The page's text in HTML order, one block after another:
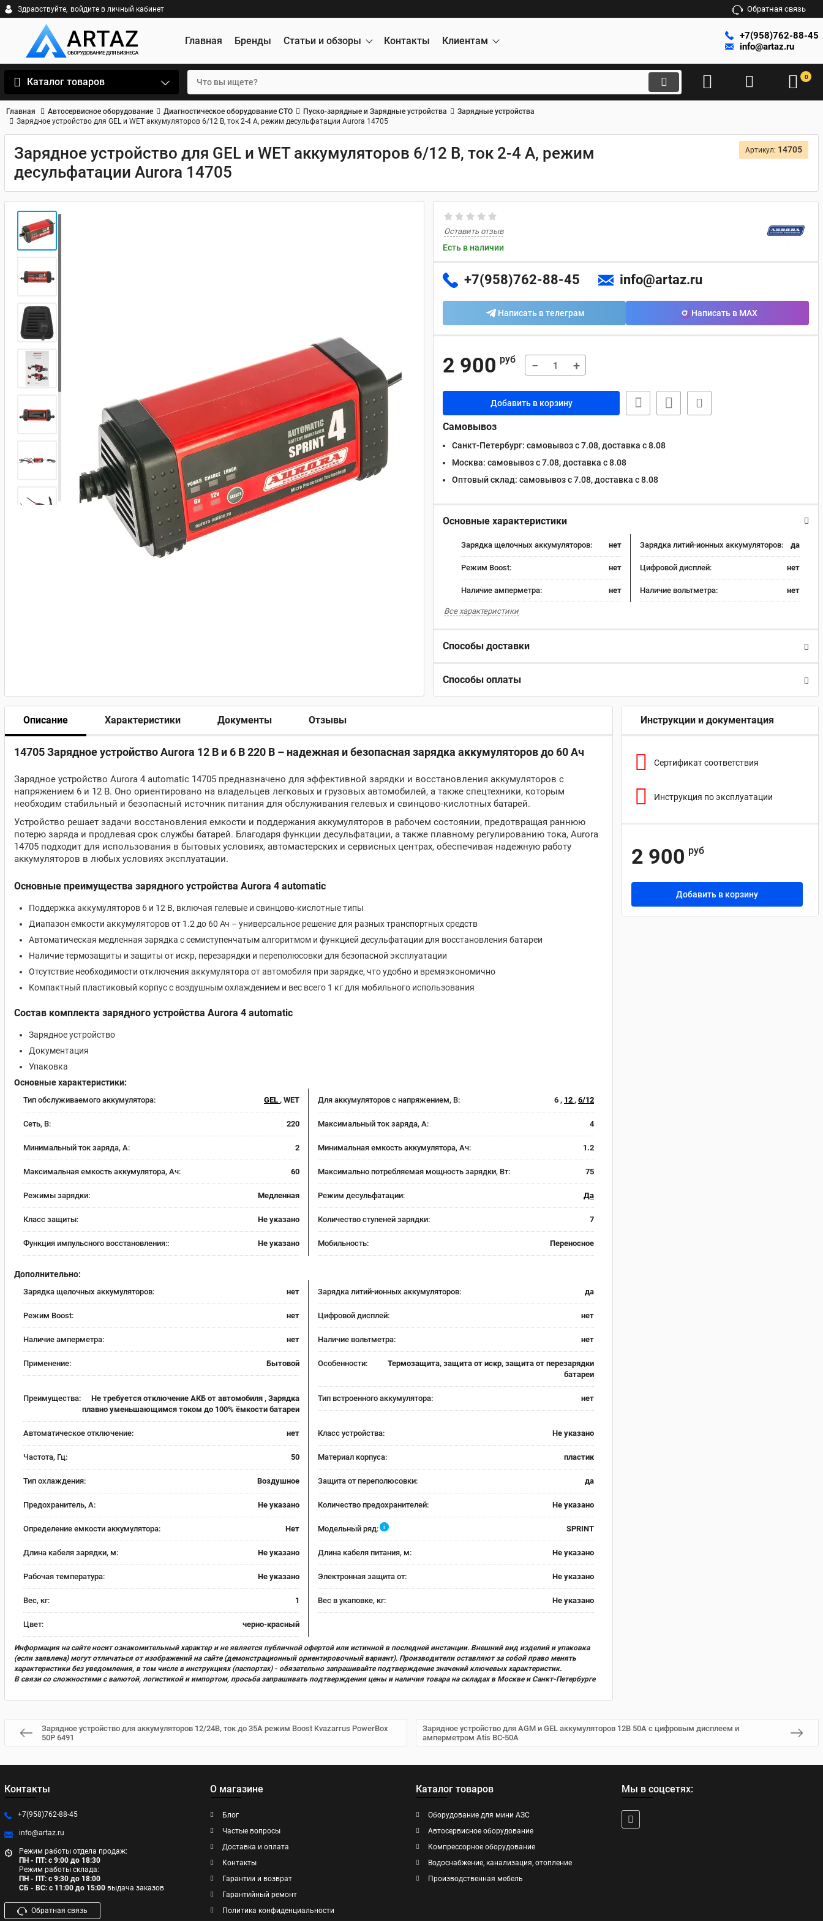
Здравствуйте, войдите в личный кабинет Обратная связь
Главная Бренды Статьи и обзоры Контакты Клиентам
+7(958)762-88-45
info@artaz.ru
Каталог товаров 0
Главная Автосервисное оборудование Диагностическое оборудование СТО Пуско-зарядные и Зарядные устройства
Зарядные устройства
Зарядное устройство для GEL и WET аккумуляторов 6/12 В, ток 2-4 А, режим десульфатации Aurora 14705
Зарядное устройство для GEL и WET аккумуляторов 6/12 В, ток 2-4 А, режим
десульфатации Aurora 14705
Артикул: 14705
Оставить отзыв
Есть в наличии
+7(958)762-88-45 info@artaz.ru
Написать в телеграм Написать в MAX
2 900 руб − +
Добавить в корзину
Самовывоз
Санкт-Петербург: самовывоз с 7.08, доставка c 8.08
Москва: самовывоз с 7.08, доставка c 8.08
Оптовый склад: самовывоз с 7.08, доставка c 8.08
Основные характеристики
Зарядка щелочных аккумуляторов: нет Зарядка литий-ионных аккумуляторов: да
Режим Boost: нет Цифровой дисплей: нет
Наличие амперметра: нет Наличие вольтметра: нет
Все характеристики
Способы доставки
Способы оплаты
Описание Характеристики Документы Отзывы
14705 Зарядное устройство Aurora 12 В и 6 В 220 В – надежная и безопасная зарядка аккумуляторов до 60 Ач
Зарядное устройство Aurora 4 automatic 14705 предназначено для эффективной зарядки и восстановления аккумуляторов с
напряжением 6 и 12 В. Оно ориентировано на владельцев легковых и грузовых автомобилей, а также спецтехники, которым
необходим стабильный и безопасный источник питания для обслуживания гелевых и свинцово-кислотных батарей.
Устройство решает задачи восстановления емкости и поддержания аккумуляторов в рабочем состоянии, предотвращая раннюю
потерю заряда и продлевая срок службы батарей. Благодаря функции десульфатации, а также плавному регулированию тока, Aurora
14705 подходит для использования в бытовых условиях, автомастерских и сервисных центрах, обеспечивая надежную работу
аккумуляторов в любых условиях эксплуатации.
Основные преимущества зарядного устройства Aurora 4 automatic
Поддержка аккумуляторов 6 и 12 В, включая гелевые и свинцово-кислотные типы
Диапазон емкости аккумуляторов от 1.2 до 60 Ач – универсальное решение для разных транспортных средств
Автоматическая медленная зарядка с семиступенчатым алгоритмом и функцией десульфатации для восстановления батареи
Наличие термозащиты и защиты от искр, перезарядки и переполюсовки для безопасной эксплуатации
Отсутствие необходимости отключения аккумулятора от автомобиля при зарядке, что удобно и времяэкономично
Компактный пластиковый корпус с воздушным охлаждением и вес всего 1 кг для мобильного использования
Состав комплекта зарядного устройства Aurora 4 automatic
Зарядное устройство
Документация
Упаковка
Основные характеристики:
Тип обслуживаемого аккумулятора: GEL , WET Для аккумуляторов с напряжением, В: 6 , 12 , 6/12
Сеть, В: 220 Максимальный ток заряда, А: 4
Минимальный ток заряда, А: 2 Минимальная емкость аккумулятора, Ач: 1.2
Максимальная емкость аккумулятора, Ач: 60 Максимально потребляемая мощность зарядки, Вт: 75
Режимы зарядки: Медленная Режим десульфатации: Да
Класс защиты: Не указано Количество ступеней зарядки: 7
Функция импульсного восстановления:: Не указано Мобильность: Переносное
Дополнительно:
Зарядка щелочных аккумуляторов: нет Зарядка литий-ионных аккумуляторов: да
Режим Boost: нет Цифровой дисплей: нет
Наличие амперметра: нет Наличие вольтметра: нет
Применение: Бытовой Особенности:
Термозащита, защита от искр, защита от перезарядки
батареи
Преимущества:
Не требуется отключение АКБ от автомобиля , Зарядка
плавно уменьшающимся током до 100% ёмкости батареи
Тип встроенного аккумулятора: нет
Автоматическое отключение: нет Класс устройства: Не указано
Частота, Гц: 50 Материал корпуса: пластик
Тип охлаждения: Воздушное Защита от переполюсовки: да
Предохранитель, А: Не указано Количество предохранителей: Не указано
Определение емкости аккумулятора: Нет Модельный ряд: i SPRINT
Длина кабеля зарядки, м: Не указано Длина кабеля питания, м: Не указано
Рабочая температура: Не указано Электронная защита от: Не указано
Вес, кг: 1 Вес в укаповке, кг: Не указано
Цвет: черно-красный
Информация на сайте носит ознакомительный характер и не является публичной офертой или истинной в последней инстанции. Внешний вид изделий и упаковка
(если заявлена) могут отличаться от изображений на сайте (демонстрационный ориентировочный вариант). Производители оставляют за собой право менять
характеристики без уведомления, в том числе в инструкциях (паспортах) - обязательно запрашивайте подтверждение значений ключевых характеристик.
В связи со сложностями с валютой, логистикой и импортом, просьба запрашивать подтверждения цены и наличия товара на складах в Москве и Санкт-Петербурге
Инструкции и документация
Сертификат соответствия
Инструкция по эксплуатации
2 900 руб
Добавить в корзину
Зарядное устройство для аккумуляторов 12/24В, ток до 35А режим Boost Kvazarrus PowerBox
50P 6491
Зарядное устройство для AGM и GEL аккумуляторов 12В 50А с цифровым дисплеем и
амперметром Atis BC-50A
Контакты
+7(958)762-88-45
info@artaz.ru
Режим работы отдела продаж:
ПН - ПТ: с 9:00 до 18:30
Режим работы склада:
ПН - ПТ: с 9:30 до 18:00
СБ - ВС: с 11:00 до 15:00 выдача заказов
Обратная связь
О магазине
Блог
Частые вопросы
Доставка и оплата
Контакты
Гарантии и возврат
Гарантийный ремонт
Политика конфиденциальности
Каталог товаров
Оборудование для мини АЗС
Автосервисное оборудование
Компрессорное оборудование
Водоснабжение, канализация, отопление
Производственная мебель
Мы в соцсетях: